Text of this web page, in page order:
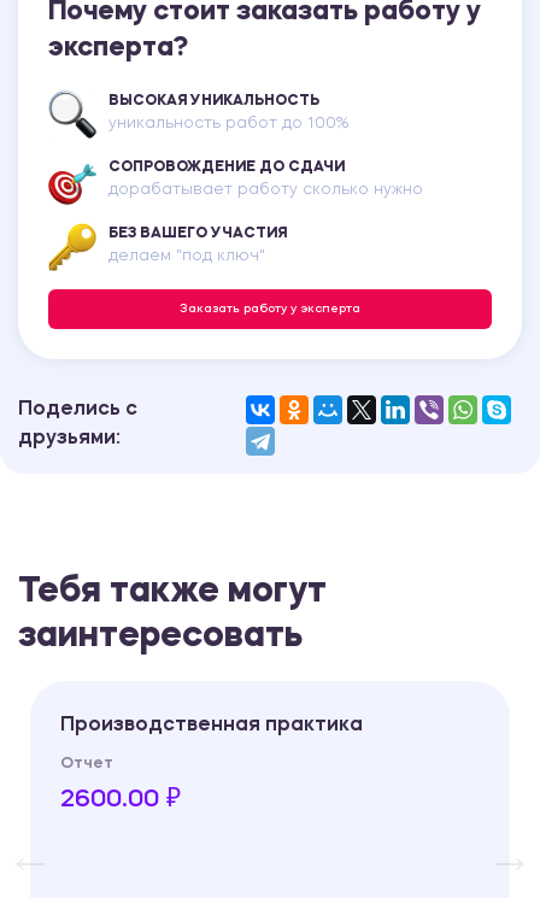
Почему стоит заказать работу у
эксперта?
ВЫСОКАЯ УНИКАЛЬНОСТЬ
уникальность работ до 100%
СОПРОВОЖДЕНИЕ ДО СДАЧИ
дорабатывает работу сколько нужно
БЕЗ ВАШЕГО УЧАСТИЯ
делаем "под ключ"
Заказать работу у эксперта
Поделись с
друзьями:
Тебя также могут
заинтересовать
Производственная практика
Отчет
2600.00 ₽